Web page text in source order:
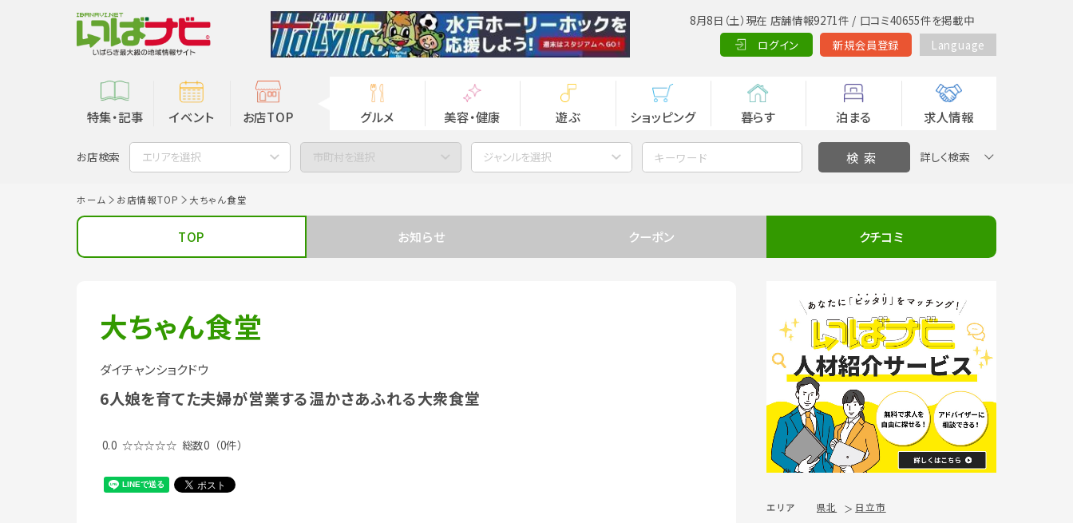
8月8日（土）現在 店舗情報9271件 / 口コミ40655件を掲載中
ログイン
新規会員登録 Language
特集・記事 イベント お店TOP グルメ 美容・健康 遊ぶ ショッピング 暮らす 泊まる 求人情報
お店検索 エリアを選択 市町村を選択 ジャンルを選択 詳しく検索
ホーム お店情報TOP 大ちゃん食堂
TOP お知らせ クーポン クチコミ
大ちゃん食堂
ダイチャンショクドウ
6人娘を育てた夫婦が営業する温かさあふれる大衆食堂
0.0 ☆☆☆☆☆ 総数0 （0件）
エリア 県北 日立市